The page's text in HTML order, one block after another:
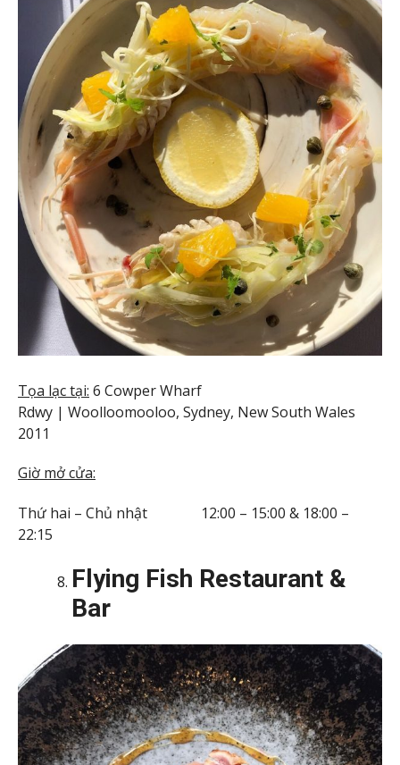
Tọa lạc tại: 6 Cowper Wharf
Rdwy | Woolloomooloo, Sydney, New South Wales
2011
Giờ mở cửa:
Thứ hai – Chủ nhật 12:00 – 15:00 & 18:00 –
22:15
Flying Fish Restaurant &
Bar